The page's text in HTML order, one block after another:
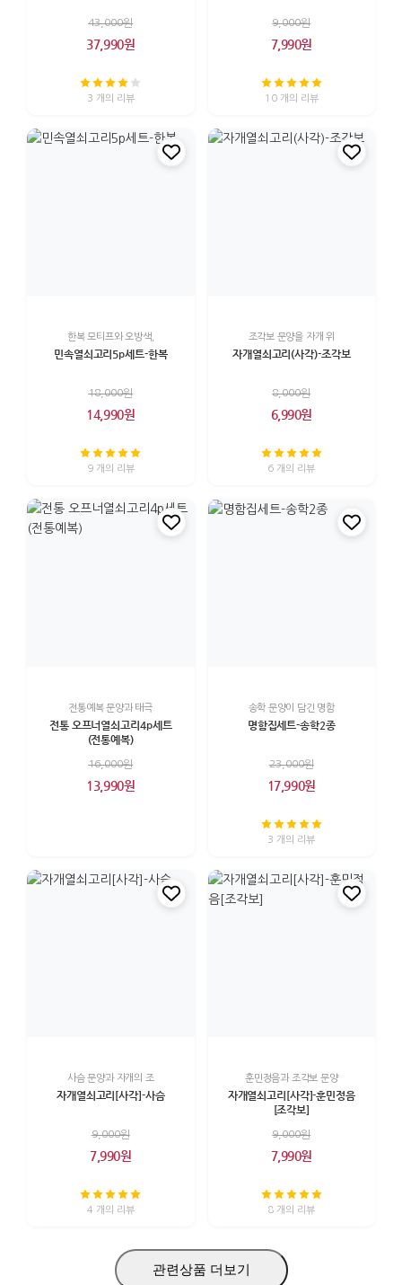
43,000원
37,990원
3 개의 리뷰
9,000원
7,990원
10 개의 리뷰
한복 모티프와 오방색,
민속열쇠고리5p세트-한복
18,000원
14,990원
9 개의 리뷰
조각보 문양을 자개 위
자개열쇠고리(사각)-조각보
8,000원
6,990원
6 개의 리뷰
전통예복 문양과 태극
전통 오프너열쇠고리4p세트
(전통예복)
16,000원
13,990원
송학 문양이 담긴 명함
명함집세트-송학2종
23,000원
17,990원
3 개의 리뷰
사슴 문양과 자개의 조
자개열쇠고리[사각]-사슴
9,000원
7,990원
4 개의 리뷰
훈민정음과 조각보 문양
자개열쇠고리[사각]-훈민정음
[조각보]
9,000원
7,990원
8 개의 리뷰
관련상품 더보기